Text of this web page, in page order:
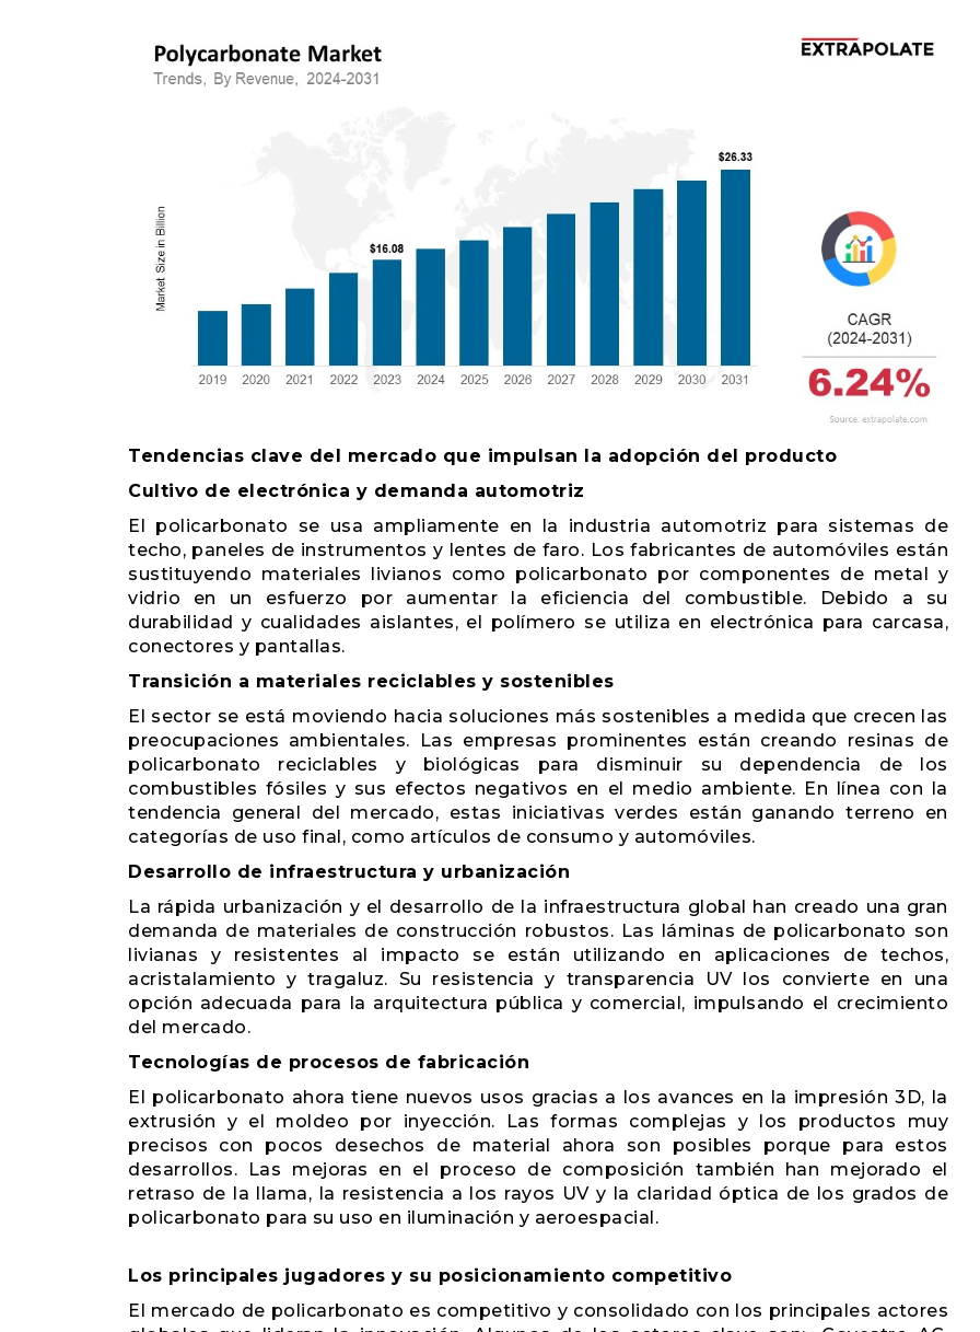
Tendencias clave del mercado que impulsan la adopción del producto
Cultivo de electrónica y demanda automotriz
El policarbonato se usa ampliamente en la industria automotriz para sistemas de
techo, paneles de instrumentos y lentes de faro. Los fabricantes de automóviles están
sustituyendo materiales livianos como policarbonato por componentes de metal y
vidrio en un esfuerzo por aumentar la eficiencia del combustible. Debido a su
durabilidad y cualidades aislantes, el polímero se utiliza en electrónica para carcasa,
conectores y pantallas.
Transición a materiales reciclables y sostenibles
El sector se está moviendo hacia soluciones más sostenibles a medida que crecen las
preocupaciones ambientales. Las empresas prominentes están creando resinas de
policarbonato reciclables y biológicas para disminuir su dependencia de los
combustibles fósiles y sus efectos negativos en el medio ambiente. En línea con la
tendencia general del mercado, estas iniciativas verdes están ganando terreno en
categorías de uso final, como artículos de consumo y automóviles.
Desarrollo de infraestructura y urbanización
La rápida urbanización y el desarrollo de la infraestructura global han creado una gran
demanda de materiales de construcción robustos. Las láminas de policarbonato son
livianas y resistentes al impacto se están utilizando en aplicaciones de techos,
acristalamiento y tragaluz. Su resistencia y transparencia UV los convierte en una
opción adecuada para la arquitectura pública y comercial, impulsando el crecimiento
del mercado.
Tecnologías de procesos de fabricación
El policarbonato ahora tiene nuevos usos gracias a los avances en la impresión 3D, la
extrusión y el moldeo por inyección. Las formas complejas y los productos muy
precisos con pocos desechos de material ahora son posibles porque para estos
desarrollos. Las mejoras en el proceso de composición también han mejorado el
retraso de la llama, la resistencia a los rayos UV y la claridad óptica de los grados de
policarbonato para su uso en iluminación y aeroespacial.
Los principales jugadores y su posicionamiento competitivo
El mercado de policarbonato es competitivo y consolidado con los principales actores